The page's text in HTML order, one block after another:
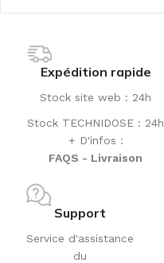
Expédition rapide
Stock site web : 24h
Stock TECHNIDOSE : 24h
+ D'infos :
FAQS - Livraison
Support
Service d'assistance
du